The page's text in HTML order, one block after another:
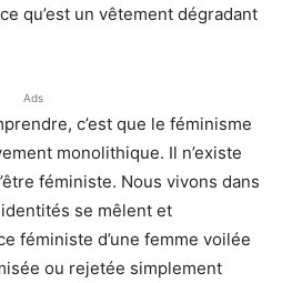
qu’est un vêtement dégradant
Ads
c’est que le féminisme
monolithique. Il n’existe
féministe. Nous vivons dans
se mêlent et
féministe d’une femme voilée
ou rejetée simplement